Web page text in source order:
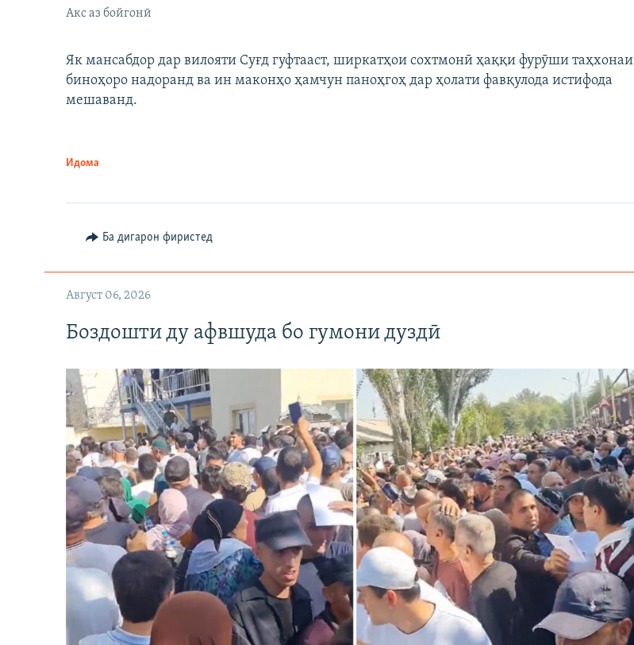
Акс аз бойгонӣ
Як мансабдор дар вилояти Суғд гуфтааст, ширкатҳои сохтмонӣ ҳаққи фурӯши таҳхонаи
биноҳоро надоранд ва ин маконҳо ҳамчун паноҳгоҳ дар ҳолати фавқулода истифода
мешаванд.
Идома
Ба дигарон фиристед
Август 06, 2026
Боздошти ду афвшуда бо гумони дуздӣ